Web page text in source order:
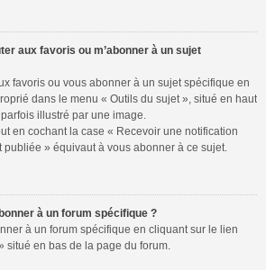
aux favoris ou m’abonner à un sujet
favoris ou vous abonner à un sujet spécifique en
dans le menu « Outils du sujet », situé en haut
illustré par une image.
en cochant la case « Recevoir une notification
publiée » équivaut à vous abonner à ce sujet.
à un forum spécifique ?
à un forum spécifique en cliquant sur le lien
situé en bas de la page du forum.